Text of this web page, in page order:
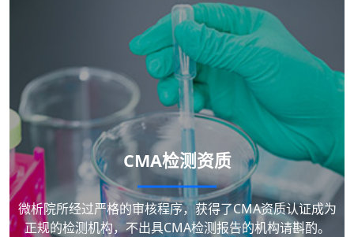
CMA检测资质
微析院所经过严格的审核程序，获得了CMA资质认证成为
正规的检测机构，不出具CMA检测报告的机构请斟酌。